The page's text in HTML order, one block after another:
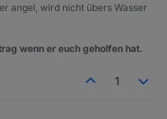
angel, wird nicht übers Wasser
wenn er euch geholfen hat.
1